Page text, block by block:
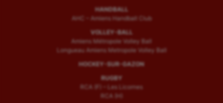
HANDBALL
AHC – Amiens Handball Club
VOLLEY-BALL
Amiens Métropole Volley Ball
Longueau Amiens Metropole Volley Ball
HOCKEY-SUR-GAZON
RUGBY
RCA (F) – Les Licornes
RCA (H)